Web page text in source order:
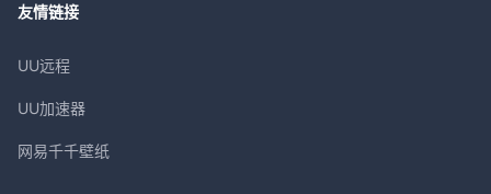
友情链接
UU远程
UU加速器
网易千千壁纸